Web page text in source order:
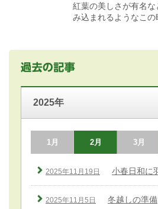
紅葉の美しさが有名
み込まれるようなこの
2025年
1月 2月 3月
2025年11月19日 小春日和に
2025年11月5日 冬越しの準備